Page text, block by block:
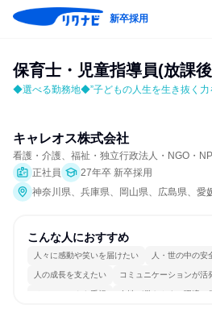
新卒採用
保育士・児童指導員(放課
◆選べる勤務地◆”子どもの人生を生き抜く力
キャレオス株式会社
看護・介護、福祉・独立行政法人・NGO・
正社員
27年卒 新卒採用
神奈川県、兵庫県、岡山県、広島県、愛
こんな人におすすめ
人々に感動や笑いを届けたい 人・世の中の安
人の成長を支えたい コミュニケーションが活
チームワークを重視 女性が働きやすい環境で